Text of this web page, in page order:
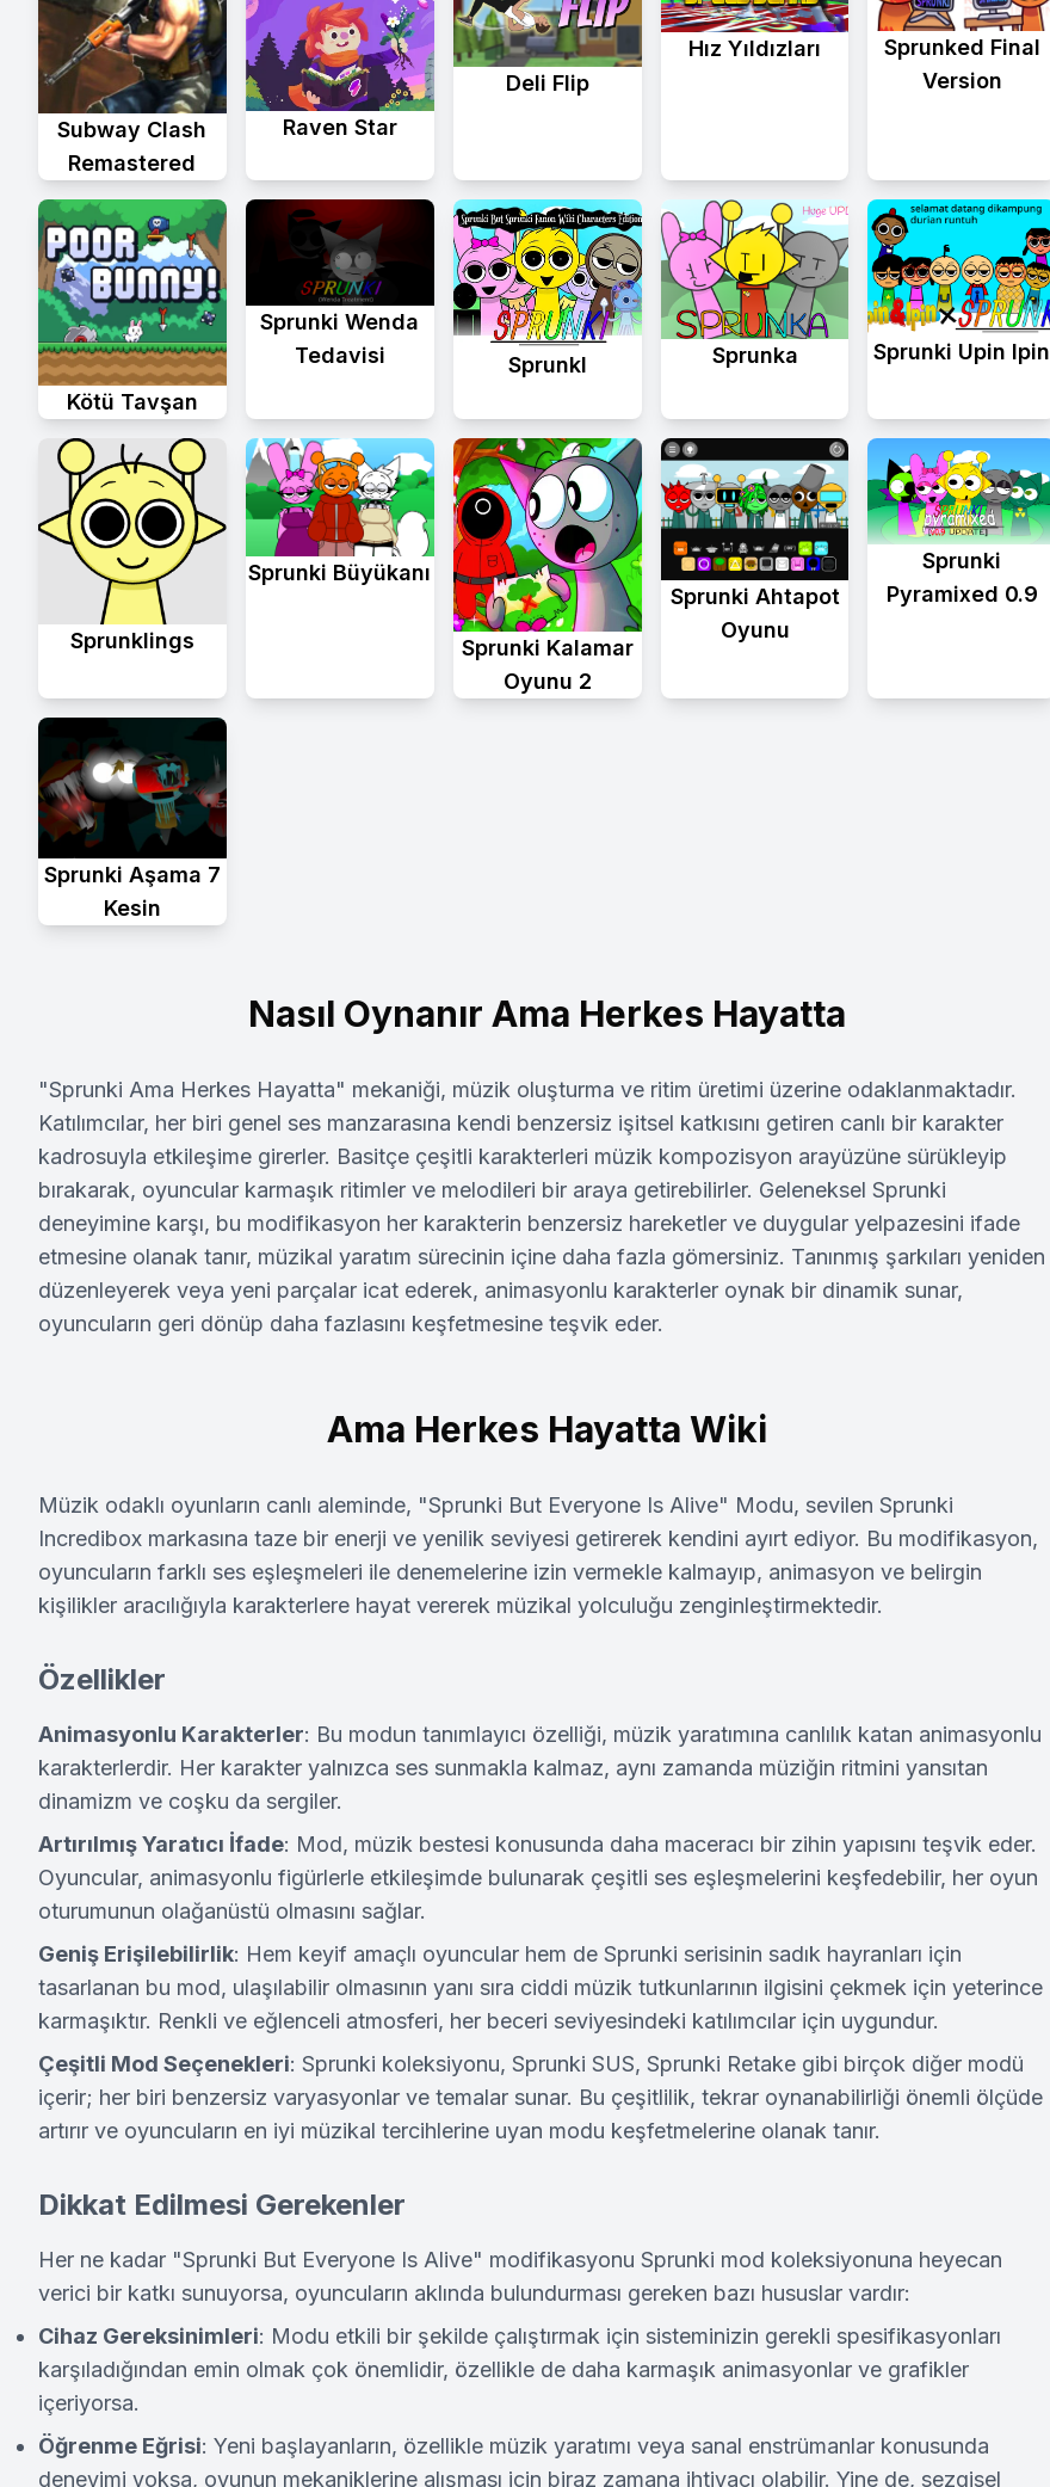
Subway Clash
Remastered
Raven Star
Deli Flip
Hız Yıldızları
Sprunked Final
Version
Kötü Tavşan
Sprunki Wenda
Tedavisi
Sprunkl Sprunka Sprunki Upin Ipin
Sprunklings
Sprunki Büyükanı
Sprunki Kalamar
Oyunu 2
Sprunki Ahtapot
Oyunu
Sprunki
Pyramixed 0.9
Sprunki Aşama 7
Kesin
Nasıl Oynanır Ama Herkes Hayatta
"Sprunki Ama Herkes Hayatta" mekaniği, müzik oluşturma ve ritim üretimi üzerine odaklanmaktadır.
Katılımcılar, her biri genel ses manzarasına kendi benzersiz işitsel katkısını getiren canlı bir karakter
kadrosuyla etkileşime girerler. Basitçe çeşitli karakterleri müzik kompozisyon arayüzüne sürükleyip
bırakarak, oyuncular karmaşık ritimler ve melodileri bir araya getirebilirler. Geleneksel Sprunki
deneyimine karşı, bu modifikasyon her karakterin benzersiz hareketler ve duygular yelpazesini ifade
etmesine olanak tanır, müzikal yaratım sürecinin içine daha fazla gömersiniz. Tanınmış şarkıları yeniden
düzenleyerek veya yeni parçalar icat ederek, animasyonlu karakterler oynak bir dinamik sunar,
oyuncuların geri dönüp daha fazlasını keşfetmesine teşvik eder.
Ama Herkes Hayatta Wiki
Müzik odaklı oyunların canlı aleminde, "Sprunki But Everyone Is Alive" Modu, sevilen Sprunki
Incredibox markasına taze bir enerji ve yenilik seviyesi getirerek kendini ayırt ediyor. Bu modifikasyon,
oyuncuların farklı ses eşleşmeleri ile denemelerine izin vermekle kalmayıp, animasyon ve belirgin
kişilikler aracılığıyla karakterlere hayat vererek müzikal yolculuğu zenginleştirmektedir.
Özellikler
Animasyonlu Karakterler: Bu modun tanımlayıcı özelliği, müzik yaratımına canlılık katan animasyonlu
karakterlerdir. Her karakter yalnızca ses sunmakla kalmaz, aynı zamanda müziğin ritmini yansıtan
dinamizm ve coşku da sergiler.
Artırılmış Yaratıcı İfade: Mod, müzik bestesi konusunda daha maceracı bir zihin yapısını teşvik eder.
Oyuncular, animasyonlu figürlerle etkileşimde bulunarak çeşitli ses eşleşmelerini keşfedebilir, her oyun
oturumunun olağanüstü olmasını sağlar.
Geniş Erişilebilirlik: Hem keyif amaçlı oyuncular hem de Sprunki serisinin sadık hayranları için
tasarlanan bu mod, ulaşılabilir olmasının yanı sıra ciddi müzik tutkunlarının ilgisini çekmek için yeterince
karmaşıktır. Renkli ve eğlenceli atmosferi, her beceri seviyesindeki katılımcılar için uygundur.
Çeşitli Mod Seçenekleri: Sprunki koleksiyonu, Sprunki SUS, Sprunki Retake gibi birçok diğer modü
içerir; her biri benzersiz varyasyonlar ve temalar sunar. Bu çeşitlilik, tekrar oynanabilirliği önemli ölçüde
artırır ve oyuncuların en iyi müzikal tercihlerine uyan modu keşfetmelerine olanak tanır.
Dikkat Edilmesi Gerekenler
Her ne kadar "Sprunki But Everyone Is Alive" modifikasyonu Sprunki mod koleksiyonuna heyecan
verici bir katkı sunuyorsa, oyuncuların aklında bulundurması gereken bazı hususlar vardır:
Cihaz Gereksinimleri: Modu etkili bir şekilde çalıştırmak için sisteminizin gerekli spesifikasyonları
karşıladığından emin olmak çok önemlidir, özellikle de daha karmaşık animasyonlar ve grafikler
içeriyorsa.
Öğrenme Eğrisi: Yeni başlayanların, özellikle müzik yaratımı veya sanal enstrümanlar konusunda
deneyimi yoksa, oyunun mekaniklerine alışması için biraz zamana ihtiyacı olabilir. Yine de, sezgisel